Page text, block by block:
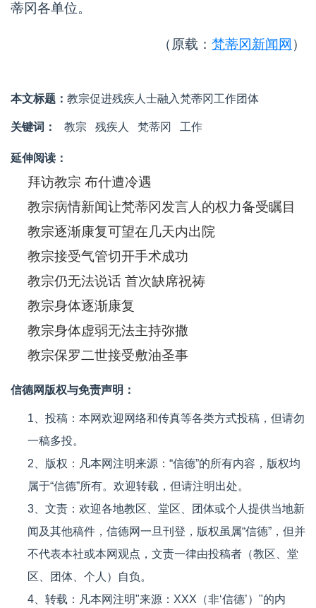
蒂冈各单位。
（原载： 梵蒂冈新闻网 ）
本文标题： 教宗促进残疾人士融入梵蒂冈工作团体
关键词： 教宗 残疾人 梵蒂冈 工作
延伸阅读：
拜访教宗 布什遭冷遇
教宗病情新闻让梵蒂冈发言人的权力备受瞩目
教宗逐渐康复可望在几天内出院
教宗接受气管切开手术成功
教宗仍无法说话 首次缺席祝祷
教宗身体逐渐康复
教宗身体虚弱无法主持弥撒
教宗保罗二世接受敷油圣事
信德网版权与免责声明：
1、投稿：本网欢迎网络和传真等各类方式投稿，但请勿
一稿多投。
2、版权：凡本网注明来源：“信德”的所有内容，版权均
属于“信德”所有。欢迎转载，但请注明出处。
3、文责：欢迎各地教区、堂区、团体或个人提供当地新
闻及其他稿件，信德网一旦刊登，版权虽属“信德”，但并
不代表本社或本网观点，文责一律由投稿者（教区、堂
区、团体、个人）自负。
4、转载：凡本网注明"来源：XXX（非‘信德’）"的内